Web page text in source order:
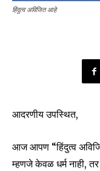
हिंदुत्व अविजित आहे
आदरणीय उपस्थित,
आज आपण “हिंदुत्व
म्हणजे केवळ धर्म नाही,